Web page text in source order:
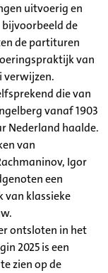
uitvoerig en
de
de partituren
van
verwijzen.
die van
vanaf 1903
Nederland haalde.
van
Igor
een
van klassieke
ontsloten in het
2025 is een
zien op de